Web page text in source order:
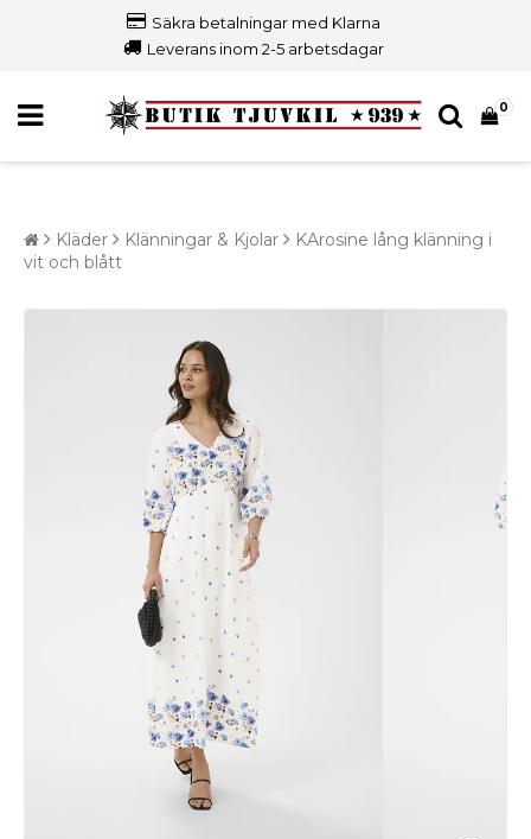
Säkra betalningar med Klarna
Leverans inom 2-5 arbetsdagar
0
Kläder Klänningar & Kjolar
KArosine lång klänning i
vit och blått